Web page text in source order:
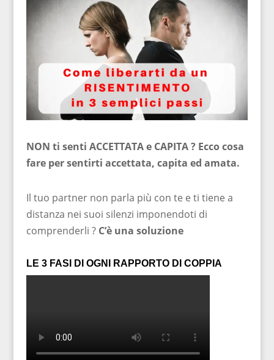
NON ti senti ACCETTATA e CAPITA ? Ecco cosa
fare per sentirti accettata, capita ed amata.
Il tuo partner non parla più con te e ti tiene a
distanza nei suoi silenzi imponendoti di
comprenderli ? C’è una soluzione
LE 3 FASI DI OGNI RAPPORTO DI COPPIA